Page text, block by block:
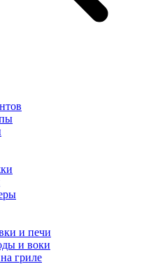
и печи
и воки
гриле